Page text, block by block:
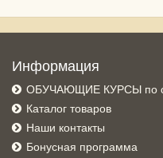
Информация
ОБУЧАЮЩИЕ КУРСЫ по
Каталог товаров
Наши контакты
Бонусная программа